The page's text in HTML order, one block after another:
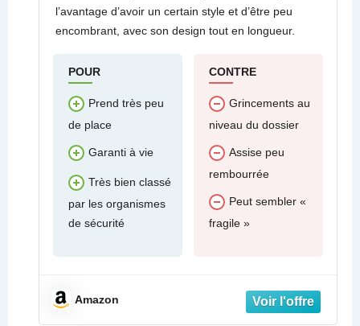
l’avantage d’avoir un certain style et d’être peu
encombrant, avec son design tout en longueur.
POUR
Prend très peu
de place
Garanti à vie
Très bien classé
par les organismes
de sécurité
CONTRE
Grincements au
niveau du dossier
Assise peu
rembourrée
Peut sembler «
fragile »
Amazon